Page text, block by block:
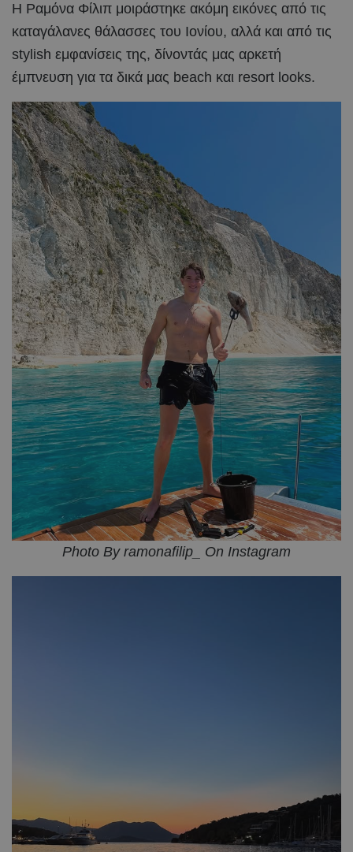
Η Ραμόνα Φίλιπ μοιράστηκε ακόμη εικόνες από τις
καταγάλανες θάλασσες του Ιονίου, αλλά και από τις
stylish εμφανίσεις της, δίνοντάς μας αρκετή
έμπνευση για τα δικά μας beach και resort looks.
Photo By ramonafilip_ On Instagram